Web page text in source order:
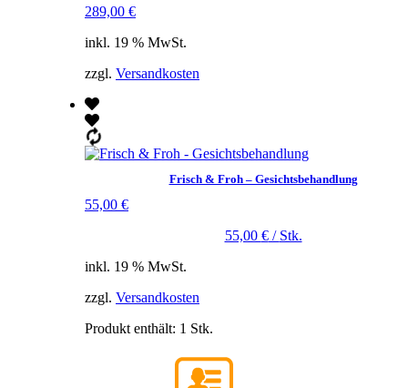
289,00 €
inkl. 19 % MwSt.
zzgl. Versandkosten
Frisch & Froh – Gesichtsbehandlung
55,00 €
55,00 €/ Stk.
inkl. 19 % MwSt.
zzgl. Versandkosten
Produkt enthält: 1 Stk.